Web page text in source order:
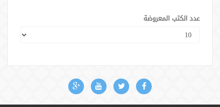
عدد الكتب المعروضة